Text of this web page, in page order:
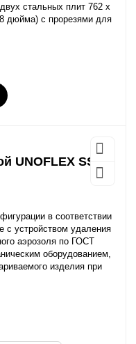
стальных плит 762 х
дюйма) с прорезями для
UNOFLEX SSB-
в соответствии
с устройством удаления
аэрозоля по ГОСТ
оборудованием,
изделия при